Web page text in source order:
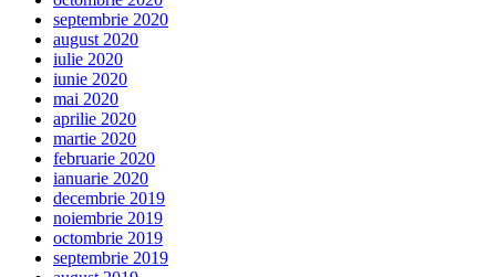
septembrie 2020
august 2020
iulie 2020
iunie 2020
mai 2020
aprilie 2020
martie 2020
februarie 2020
ianuarie 2020
decembrie 2019
noiembrie 2019
octombrie 2019
septembrie 2019